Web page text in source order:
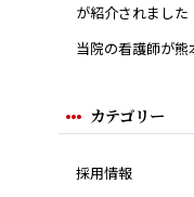
が紹介されました
当院の看護師が
カテゴリー
採用情報